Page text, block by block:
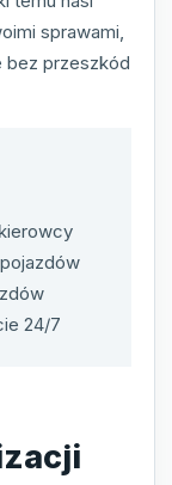
sprawami,
bez przeszkód
24/7